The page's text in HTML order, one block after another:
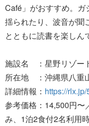
Café」がおすすめ。ガ
揺られたり、波音が聞
とともに読書を楽しん
施設名 ：星野リゾー
所在地 ：沖縄県八重
詳細情報： https://
参考価格：14,500円〜
み、1泊2食付2名利用時